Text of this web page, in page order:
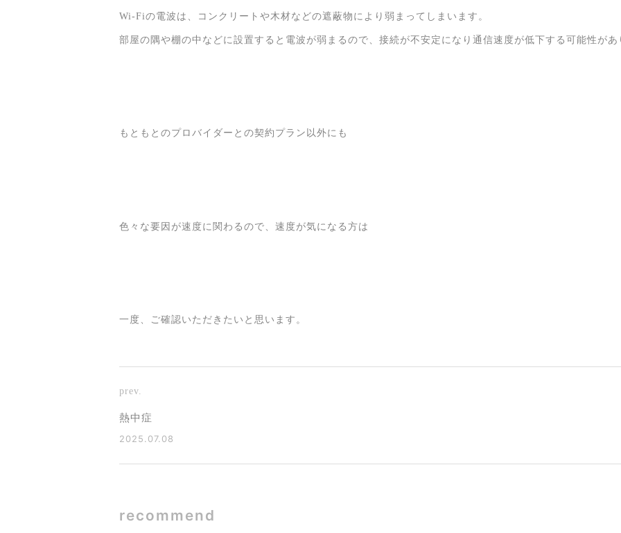
Wi-Fiの電波は、コンクリートや木材などの遮蔽物により弱まってしまいます。
部屋の隅や棚の中などに設置すると電波が弱まるので、接続が不安定になり通信速度が低下する可能性があ
もともとのプロバイダーとの契約プラン以外にも
色々な要因が速度に関わるので、速度が気になる方は
一度、ご確認いただきたいと思います。
prev.
熱中症
2025.07.08
recommend